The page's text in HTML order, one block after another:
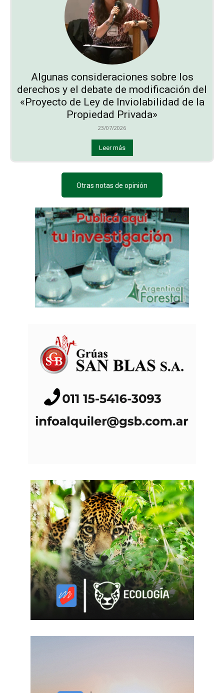
Algunas consideraciones sobre los
derechos y el debate de modificación del
«Proyecto de Ley de Inviolabilidad de la
Propiedad Privada»
23/07/2026
Leer más
Otras notas de opinión